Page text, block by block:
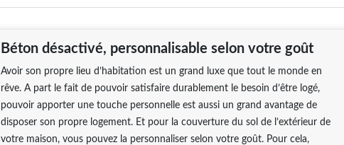
Béton désactivé, personnalisable selon votre goût
Avoir son propre lieu d’habitation est un grand luxe que tout le monde en
rêve. A part le fait de pouvoir satisfaire durablement le besoin d’être logé,
pouvoir apporter une touche personnelle est aussi un grand avantage de
disposer son propre logement. Et pour la couverture du sol de l’extérieur de
votre maison, vous pouvez la personnaliser selon votre goût. Pour cela,